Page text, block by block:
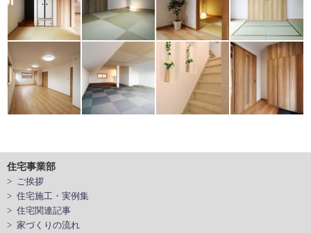
住宅事業部
> ご挨拶
> 住宅施工・実例集
> 住宅関連記事
> 家づくりの流れ